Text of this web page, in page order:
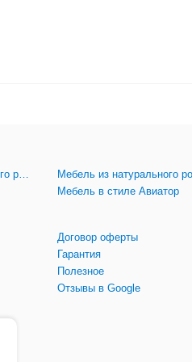
Мебель в стиле Авиатор
Договор оферты
Гарантия
Полезное
Отзывы в Google